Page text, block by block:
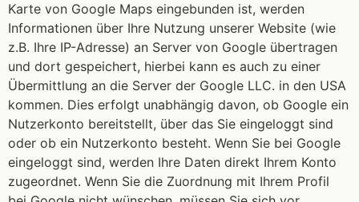
Karte von Google Maps eingebunden ist, werden
Informationen über Ihre Nutzung unserer Website (wie
z.B. Ihre IP-Adresse) an Server von Google übertragen
und dort gespeichert, hierbei kann es auch zu einer
Übermittlung an die Server der Google LLC. in den USA
kommen. Dies erfolgt unabhängig davon, ob Google ein
Nutzerkonto bereitstellt, über das Sie eingeloggt sind
oder ob ein Nutzerkonto besteht. Wenn Sie bei Google
eingeloggt sind, werden Ihre Daten direkt Ihrem Konto
zugeordnet. Wenn Sie die Zuordnung mit Ihrem Profil